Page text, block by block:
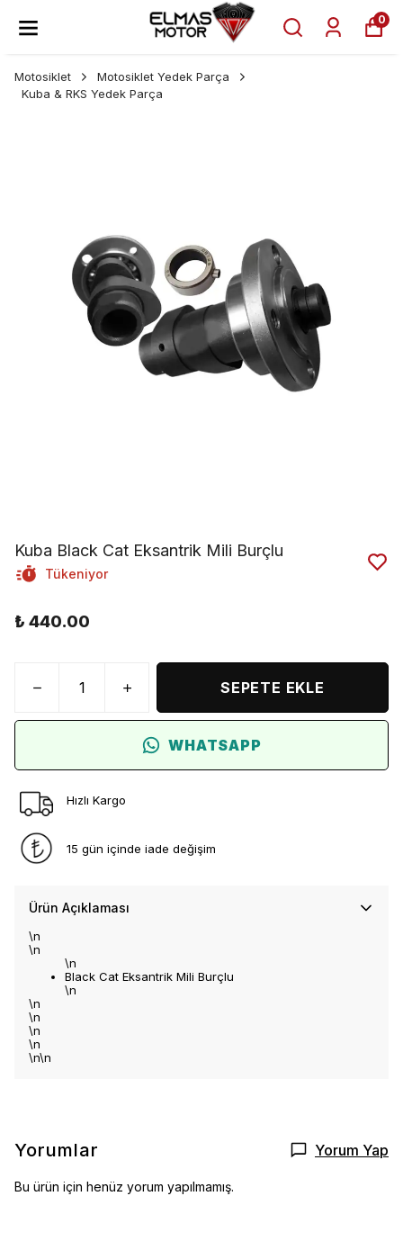
0
Motosiklet
Motosiklet Yedek Parça
Kuba & RKS Yedek Parça
Kuba Black Cat Eksantrik Mili Burçlu
Tükeniyor
₺ 440.00
SEPETE EKLE
WHATSAPP
Hızlı Kargo
15 gün içinde iade değişim
Ürün Açıklaması
\n
\n
\n
Black Cat Eksantrik Mili Burçlu
\n
\n
\n
\n
\n
\n\n
Yorumlar Yorum Yap
Bu ürün için henüz yorum yapılmamış.